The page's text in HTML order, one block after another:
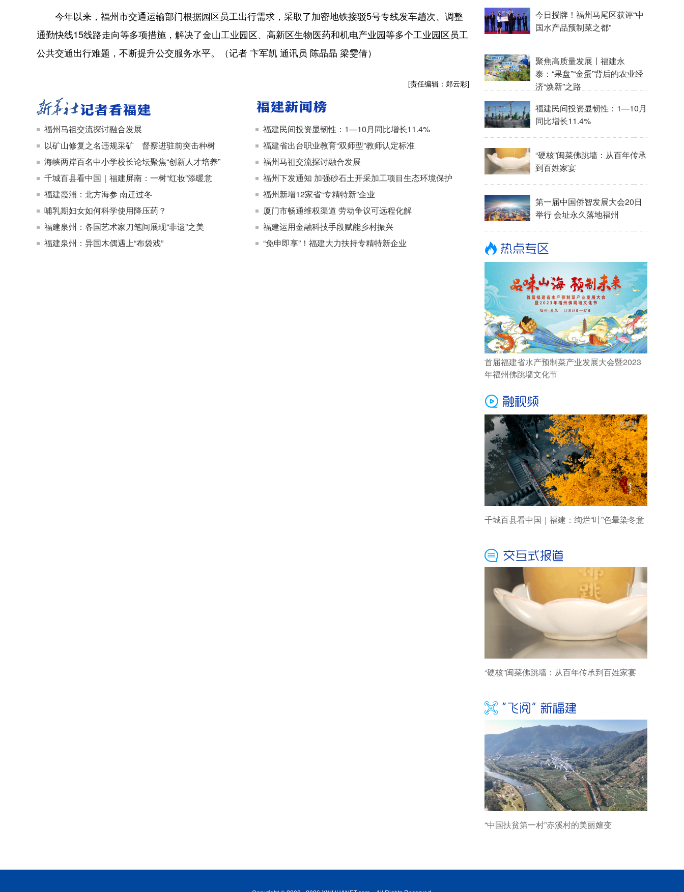
今年以来，福州市交通运输部门根据园区员工出行需求，采取了加密地铁接驳5号专线发车趟次、调整
通勤快线15线路走向等多项措施，解决了金山工业园区、高新区生物医药和机电产业园等多个工业园区员工
公共交通出行难题，不断提升公交服务水平。（记者 卞军凯 通讯员 陈晶晶 梁雯倩）
[责任编辑：郑云彩]
福州马祖交流探讨融合发展
以矿山修复之名违规采矿 督察进驻前突击种树
海峡两岸百名中小学校长论坛聚焦“创新人才培养”
千城百县看中国｜福建屏南：一树“红妆”添暖意
福建霞浦：北方海参 南迁过冬
哺乳期妇女如何科学使用降压药？
福建泉州：各国艺术家刀笔间展现“非遗”之美
福建泉州：异国木偶遇上“布袋戏”
福建民间投资显韧性：1—10月同比增长11.4%
福建省出台职业教育“双师型”教师认定标准
福州马祖交流探讨融合发展
福州下发通知 加强砂石土开采加工项目生态环境保护
福州新增12家省“专精特新”企业
厦门市畅通维权渠道 劳动争议可远程化解
福建运用金融科技手段赋能乡村振兴
“免申即享”！福建大力扶持专精特新企业
今日授牌！福州马尾区获评“中
国水产品预制菜之都”
聚焦高质量发展丨福建永
泰：“果盘”“金蛋”背后的农业经
济“焕新”之路
福建民间投资显韧性：1—10月
同比增长11.4%
“硬核”闽菜佛跳墙：从百年传承
到百姓家宴
第一届中国侨智发展大会20日
举行 会址永久落地福州
首届福建省水产预制菜产业发展大会暨2023
年福州佛跳墙文化节
千城百县看中国｜福建：绚烂“叶”色晕染冬意
“硬核”闽菜佛跳墙：从百年传承到百姓家宴
“中国扶贫第一村”赤溪村的美丽嬗变